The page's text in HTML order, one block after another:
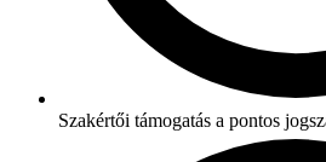
Szakértői támogatás a pontos